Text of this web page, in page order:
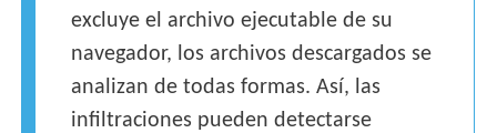
excluye el archivo ejecutable de su
navegador, los archivos descargados se
analizan de todas formas. Así, las
infiltraciones pueden detectarse